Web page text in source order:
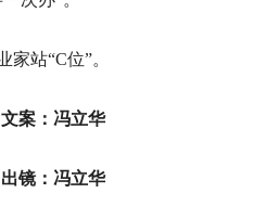
站“C位”。
文案：冯立华
出镜：冯立华